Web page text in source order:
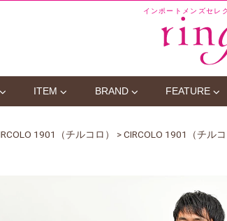
インポートメンズセレ
ITEM BRAND FEATURE
1901（チルコロ）
> CIRCOLO 1901（チル